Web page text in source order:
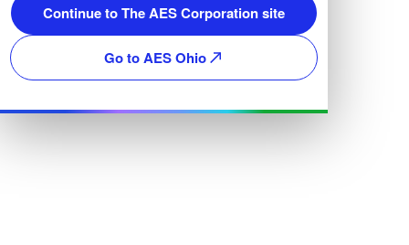
Continue to The AES Corporation site
Go to AES Ohio